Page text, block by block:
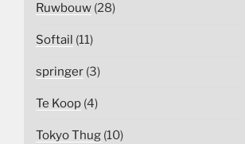
Ruwbouw (28)
Softail (11)
springer (3)
Te Koop (4)
Tokyo Thug (10)